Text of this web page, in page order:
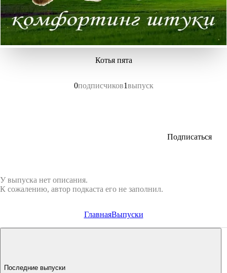
Котья пята
0подписчиков1выпуск
Подписаться
У выпуска нет описания.
К сожалению, автор подкаста его не заполнил.
ГлавнаяВыпуски
Последние выпуски